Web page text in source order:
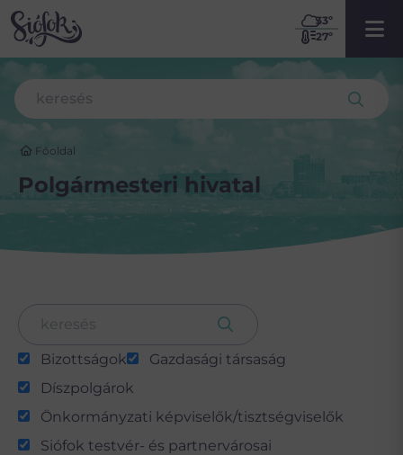
33º
27º
Főoldal
Polgármesteri hivatal
Bizottságok
Gazdasági társaság
Díszpolgárok
Önkormányzati képviselők/tisztségviselők
Siófok testvér- és partnervárosai